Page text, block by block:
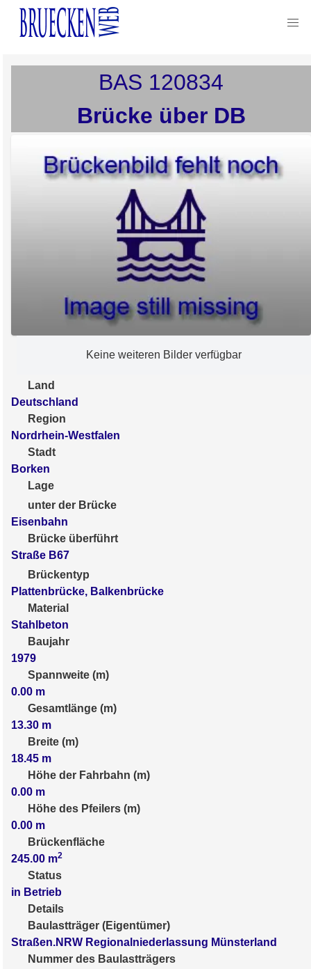
BAS 120834
Brücke über DB
Keine weiteren Bilder verfügbar
Land
Deutschland
Region
Nordrhein-Westfalen
Stadt
Borken
Lage
unter der Brücke
Eisenbahn
Brücke überführt
Straße B67
Brückentyp
Plattenbrücke, Balkenbrücke
Material
Stahlbeton
Baujahr
1979
Spannweite (m)
0.00 m
Gesamtlänge (m)
13.30 m
Breite (m)
18.45 m
Höhe der Fahrbahn (m)
0.00 m
Höhe des Pfeilers (m)
0.00 m
Brückenfläche
245.00 m2
Status
in Betrieb
Details
Baulastträger (Eigentümer)
Straßen.NRW Regionalniederlassung Münsterland
Nummer des Baulastträgers